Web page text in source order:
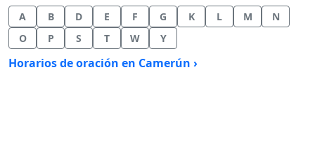
A B D E F G K L M
N
O
P S T W Y
Horarios de oración en Camerún ›